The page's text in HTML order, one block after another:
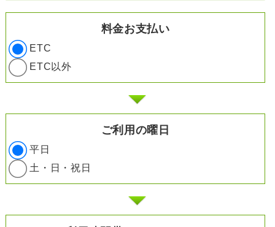
料金お支払い
ETC
ETC以外
ご利用の曜日
平日
土・日・祝日